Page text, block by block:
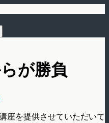
が勝負
座を提供させていただいて